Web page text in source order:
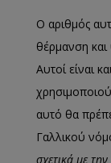
Ο αριθμός
θέρμανση και
Αυτοί είναι
αυτό θα
Γαλλικού
σχετικά με